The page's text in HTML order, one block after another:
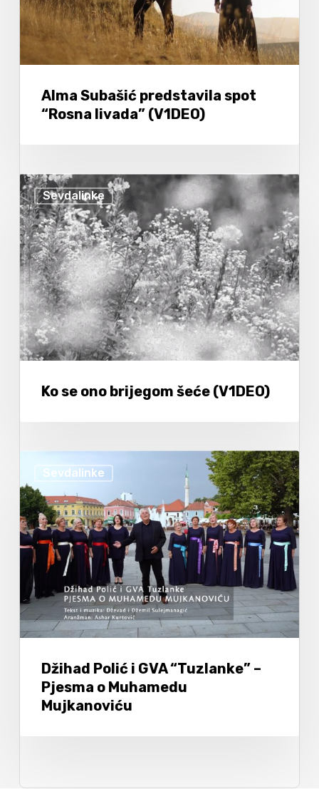
Alma Subašić predstavila spot
“Rosna livada” (V1DEO)
Sevdalinke
Ko se ono brijegom šeće (V1DEO)
Sevdalinke
Džihad Polić i GVA “Tuzlanke” –
Pjesma o Muhamedu
Mujkanoviću